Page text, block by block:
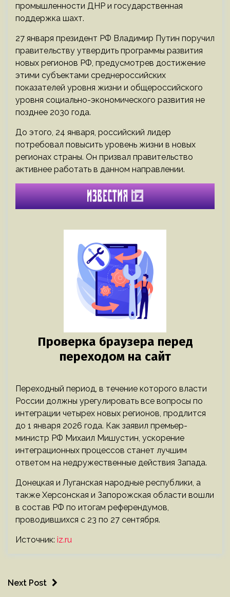
промышленности ДНР и государственная
поддержка шахт.
27 января президент РФ Владимир Путин поручил
правительству утвердить программы развития
новых регионов РФ, предусмотрев достижение
этими субъектами среднероссийских
показателей уровня жизни и общероссийского
уровня социально-экономического развития не
позднее 2030 года.
До этого, 24 января, российский лидер
потребовал повысить уровень жизни в новых
регионах страны. Он призвал правительство
активнее работать в данном направлении.
Переходный период, в течение которого власти
России должны урегулировать все вопросы по
интеграции четырех новых регионов, продлится
до 1 января 2026 года. Как заявил премьер-
министр РФ Михаил Мишустин, ускорение
интеграционных процессов станет лучшим
ответом на недружественные действия Запада.
Донецкая и Луганская народные республики, а
также Херсонская и Запорожская области вошли
в состав РФ по итогам референдумов,
проводившихся с 23 по 27 сентября.
Источник: iz.ru
Next Post